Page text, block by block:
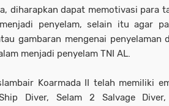
diharapkan dapat memotivasi para
penyelam, selain itu agar
gambaran mengenai penyelaman
menjadi penyelam TNI AL.
Koarmada II telah memiliki
Diver, Selam 2 Salvage